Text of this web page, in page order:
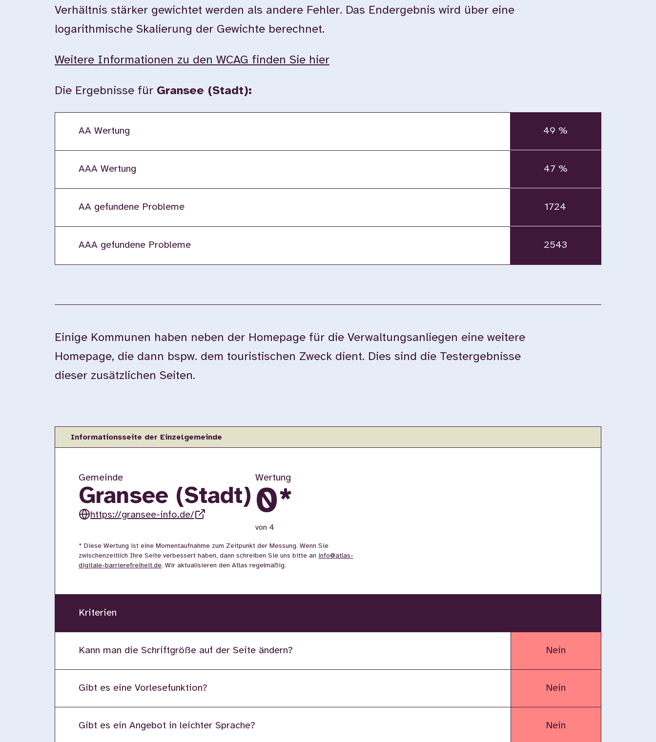
Verhältnis stärker gewichtet werden als andere Fehler. Das Endergebnis wird über eine
logarithmische Skalierung der Gewichte berechnet.
Weitere Informationen zu den WCAG finden Sie hier
Die Ergebnisse für Gransee (Stadt):
AA Wertung 49 %
AAA Wertung 47 %
AA gefundene Probleme 1724
AAA gefundene Probleme 2543
Einige Kommunen haben neben der Homepage für die Verwaltungsanliegen eine weitere
Homepage, die dann bspw. dem touristischen Zweck dient. Dies sind die Testergebnisse
dieser zusätzlichen Seiten.
Informationsseite der Einzelgemeinde
Gemeinde
Gransee (Stadt)
https://gransee-info.de/
Wertung
0*
von 4
* Diese Wertung ist eine Momentaufnahme zum Zeitpunkt der Messung. Wenn Sie
zwischenzeitlich Ihre Seite verbessert haben, dann schreiben Sie uns bitte an info@atlas-
digitale-barrierefreiheit.de. Wir aktualisieren den Atlas regelmäßig.
Kriterien
Kann man die Schriftgröße auf der Seite ändern? Nein
Gibt es eine Vorlesefunktion? Nein
Gibt es ein Angebot in leichter Sprache? Nein